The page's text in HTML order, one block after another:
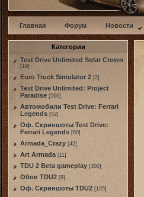
Главная Форум Новости
Категории
Test Drive Unlimited Solar Crown
[19]
Euro Truck Simulator 2 [2]
Test Drive Unlimited: Project
Paradise [566]
Автомобили Test Drive: Ferrari
Legends [52]
Оф. Скриншоты Test Drive:
Ferrari Legends [60]
Armada_Crazy [42]
Art Armada [11]
TDU 2 Beta gameplay [300]
Обои TDU2 [8]
Оф. Скриншоты TDU2 [195]